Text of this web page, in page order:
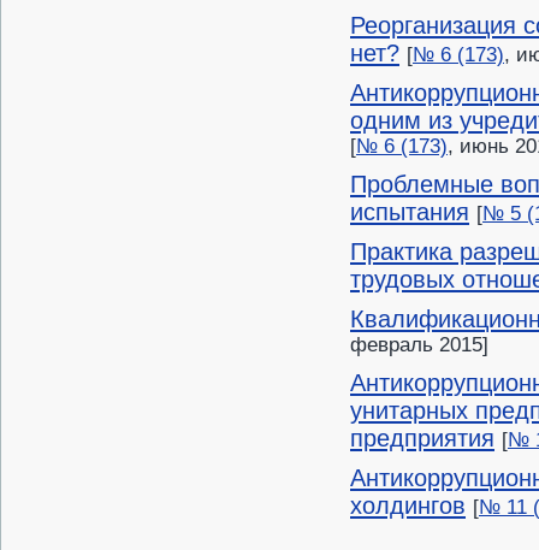
Реорганизация
нет? [№ 6 (173),
одним из
[№ 6 (173), июнь
Проблемные
испытания [№ 5
Практика
трудовых
февраль 2015]
унитарных
предприятия [№
холдингов [№ 11